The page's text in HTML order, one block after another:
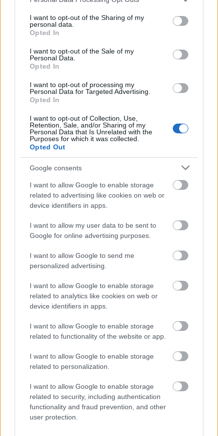
not limited to your visit or usage behaviour. You may click to
grant or deny consent to Google and its third-party tags to
use your data for below specified purposes in below Google
consent section.
I want to opt-out of the Sharing of my
personal data.
Opted In
I want to opt-out of the Sale of my
Personal Data.
Opted In
I want to opt-out of processing my
Personal Data for Targeted Advertising.
Opted In
I want to opt-out of Collection, Use,
Retention, Sale, and/or Sharing of my
Personal Data that Is Unrelated with the
Purposes for which it was collected.
Opted Out
Google consents
I want to allow Google to enable storage
related to advertising like cookies on web or
device identifiers in apps.
I want to allow my user data to be sent to
Google for online advertising purposes.
I want to allow Google to send me
personalized advertising.
I want to allow Google to enable storage
related to analytics like cookies on web or
device identifiers in apps.
I want to allow Google to enable storage
related to functionality of the website or app.
I want to allow Google to enable storage
related to personalization.
I want to allow Google to enable storage
related to security, including authentication
functionality and fraud prevention, and other
user protection.
3 személyiségtípus, akinek nem
ajánlott a külföldi élet
ÉLETMÓD
Annyit keresett, hogy 40 évesen
viszont még őt is meglepte
ÉLETMÓD
3 repülőbaleset, amikor csoda